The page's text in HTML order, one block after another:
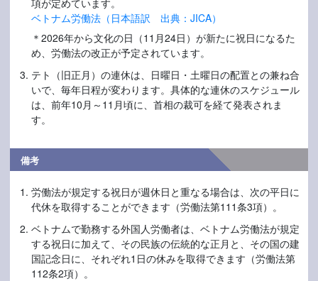
項が定めています。
ベトナム労働法（日本語訳 出典：JICA）
＊2026年から文化の日（11月24日）が新たに祝日になるた
め、労働法の改正が予定されています。
テト（旧正月）の連休は、日曜日・土曜日の配置との兼ね合
いで、毎年日程が変わります。具体的な連休のスケジュール
は、前年10月～11月頃に、首相の裁可を経て発表されま
す。
備考
労働法が規定する祝日が週休日と重なる場合は、次の平日に
代休を取得することができます（労働法第111条3項）。
ベトナムで勤務する外国人労働者は、ベトナム労働法が規定
する祝日に加えて、その民族の伝統的な正月と、その国の建
国記念日に、それぞれ1日の休みを取得できます（労働法第
112条2項）。